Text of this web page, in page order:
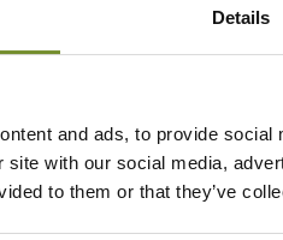
Details
and ads, to provide
site with our social media,
to them or that they’ve
Cordura ce qui lui assure
C'est un pantalon qui
avec une sous-couche
imperméable et
les intempéries. Elle vous
respirabilité lors de chasse